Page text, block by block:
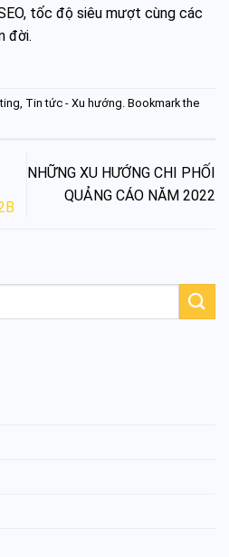
tốc độ siêu mượt cùng các
đời.
, Tin tức - Xu hướng. Bookmark the
NHỮNG XU HƯỚNG CHI PHỐI
QUẢNG CÁO NĂM 2022